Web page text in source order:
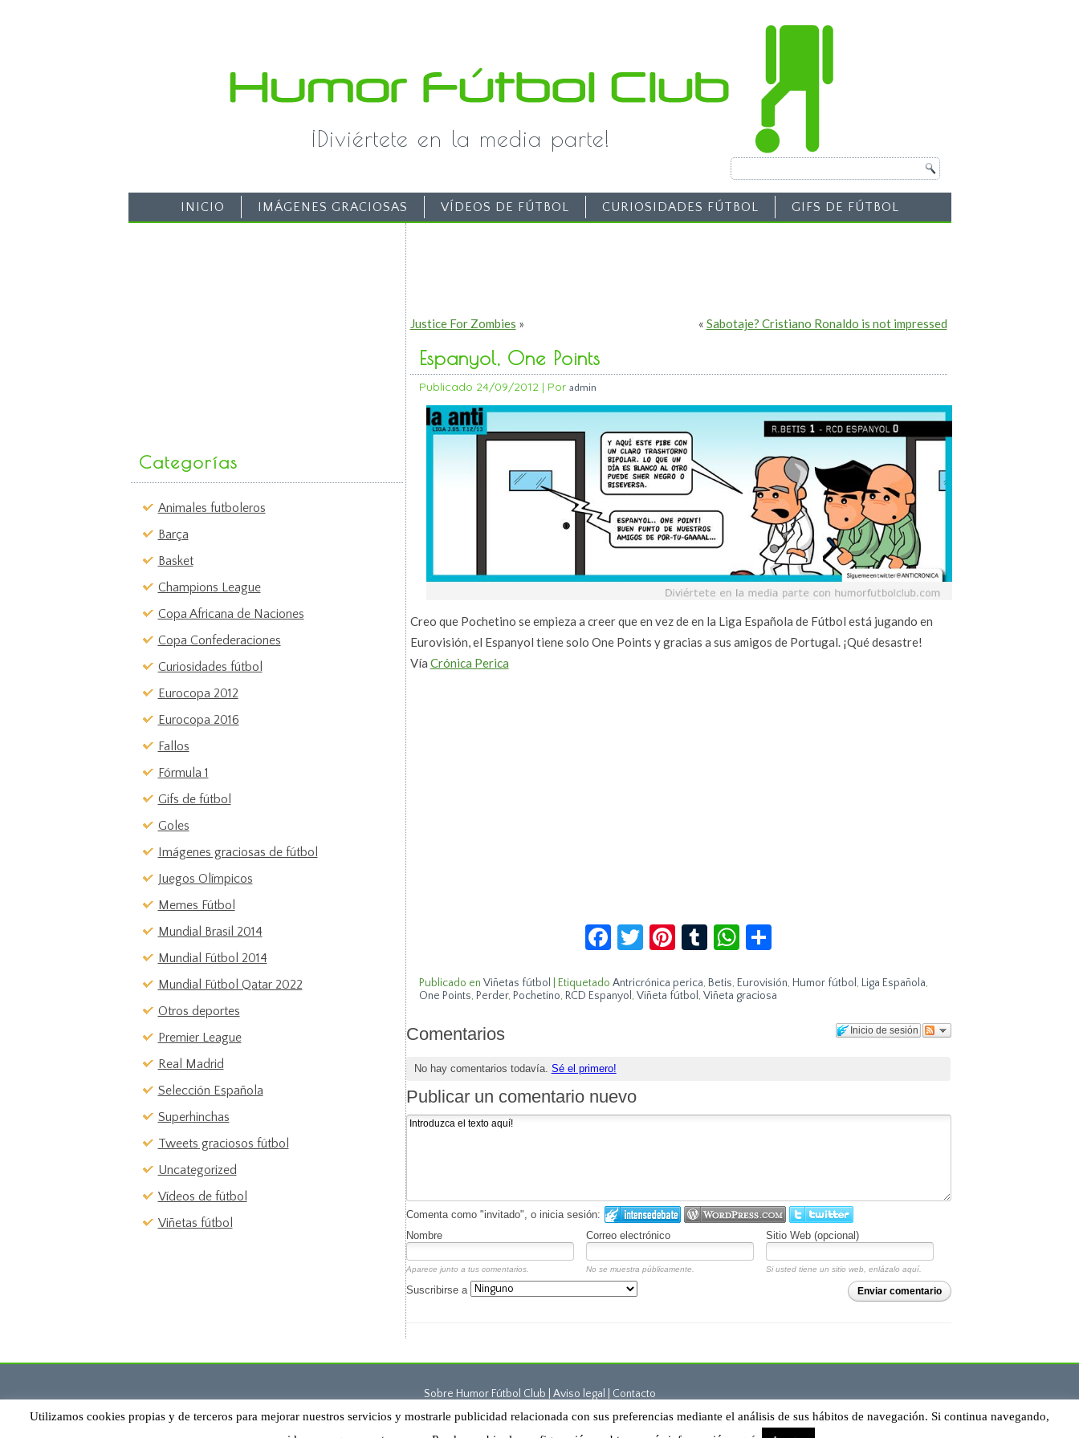
¡Diviértete en la media parte!
INICIO IMÁGENES GRACIOSAS VÍDEOS DE FÚTBOL CURIOSIDADES FÚTBOL GIFS DE FÚTBOL
Categorías
Animales futboleros
Barça
Basket
Champions League
Copa Africana de Naciones
Copa Confederaciones
Curiosidades fútbol
Eurocopa 2012
Eurocopa 2016
Fallos
Fórmula 1
Gifs de fútbol
Goles
Imágenes graciosas de fútbol
Juegos Olímpicos
Memes Fútbol
Mundial Brasil 2014
Mundial Fútbol 2014
Mundial Fútbol Qatar 2022
Otros deportes
Premier League
Real Madrid
Selección Española
Superhinchas
Tweets graciosos fútbol
Uncategorized
Vídeos de fútbol
Viñetas fútbol
Justice For Zombies » « Sabotaje? Cristiano Ronaldo is not impressed
Espanyol, One Points
Publicado 24/09/2012| Por admin
Creo que Pochetino se empieza a creer que en vez de en la Liga Española de Fútbol está jugando en
Eurovisión, el Espanyol tiene solo One Points y gracias a sus amigos de Portugal. ¡Qué desastre!
Vía Crónica Perica
Facebook
Twitter
Pinterest
TumblrWhatsApp
Publicado en Viñetas fútbol Etiquetado Antricrónica perica, Betis, Eurovisión, Humor fútbol , Liga Española,
One Points, Perder, Pochetino, RCD Espanyol , Viñeta fútbol , Viñeta graciosa
Inicio de sesión
Comentarios
No hay comentarios todavía. Sé el primero!
Publicar un comentario nuevo
Comenta como "invitado", o inicia sesión:
Nombre
Correo electrónico Sitio Web (opcional)
Aparece junto a tus comentarios. No se muestra públicamente. Si usted tiene un sitio web, enlázalo aquí.
Enviar comentario
Suscribirse a
Sobre Humor Fútbol Club | Aviso legal | Contacto
Humor Fútbol Club © 2015. Todos los derechos reservados
Utilizamos cookies propias y de terceros para mejorar nuestros servicios y mostrarle publicidad relacionada con sus preferencias mediante el análisis de sus hábitos de navegación. Si continua navegando,